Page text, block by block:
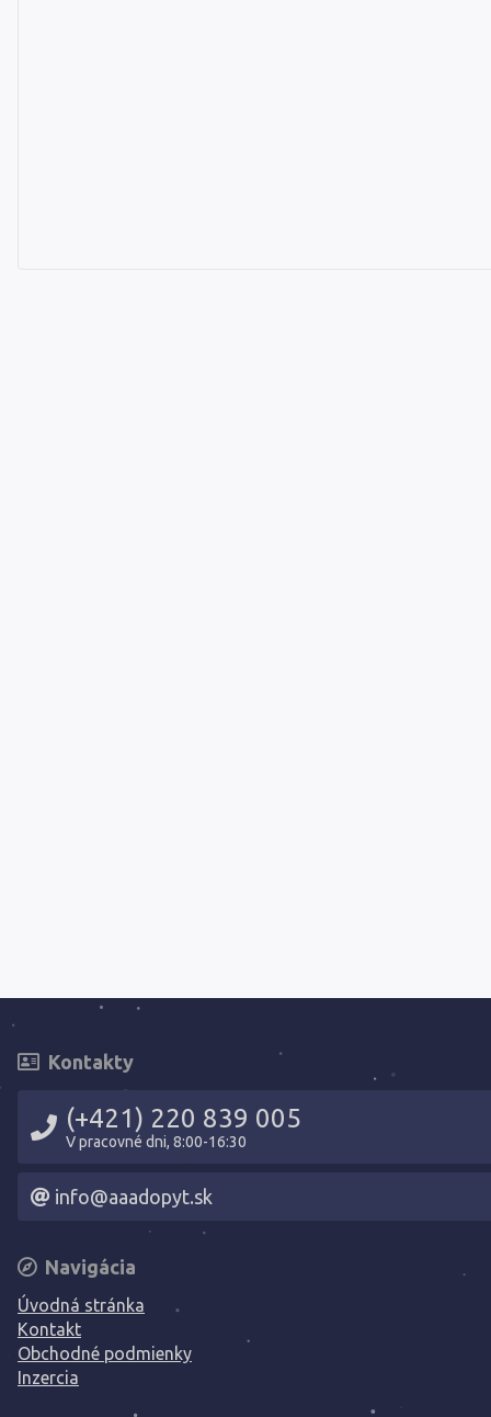
Kontakty
(+421) 220 839 005
V pracovné dni, 8:00-16:30
info@aaadopyt.sk
Navigácia
Úvodná stránka
Kontakt
Obchodné podmienky
Inzercia